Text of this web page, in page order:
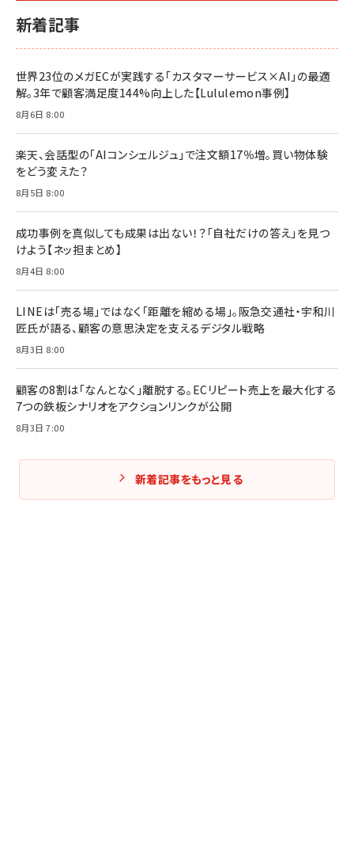
新着記事
世界23位のメガECが実践する「カスタマーサービス×AI」の最適
解。3年で顧客満足度144%向上した【Lululemon事例】
8月6日 8:00
楽天、会話型の「AIコンシェルジュ」で注文額17％増。買い物体験
をどう変えた？
8月5日 8:00
成功事例を真似しても成果は出ない！？「自社だけの答え」を見つ
けよう【ネッ担まとめ】
8月4日 8:00
LINEは「売る場」ではなく「距離を縮める場」。阪急交通社・宇和川
匠氏が語る、顧客の意思決定を支えるデジタル戦略
8月3日 8:00
顧客の8割は「なんとなく」離脱する。ECリピート売上を最大化する
7つの鉄板シナリオをアクションリンクが公開
8月3日 7:00
新着記事をもっと見る